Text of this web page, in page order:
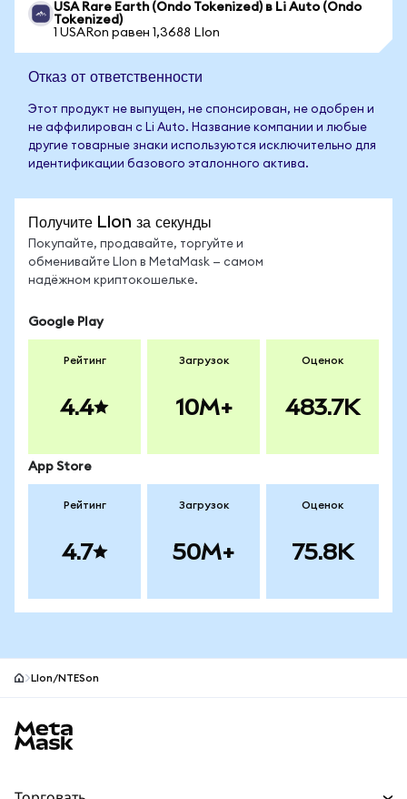
USA Rare Earth (Ondo Tokenized) в Li Auto (Ondo
Tokenized)
1 USARon равен 1,3688 LIon
Отказ от ответственности
Этот продукт не выпущен, не спонсирован, не одобрен и
не аффилирован с Li Auto. Название компании и любые
другие товарные знаки используются исключительно для
идентификации базового эталонного актива.
Получите LIon за секунды
Покупайте, продавайте, торгуйте и
обменивайте LIon в MetaMask — самом
надёжном криптокошельке.
Google Play
Рейтинг
4.4
Загрузок
10M+
Оценок
483.7K
App Store
Рейтинг
4.7
Загрузок
50M+
Оценок
75.8K
LIon/NTESon